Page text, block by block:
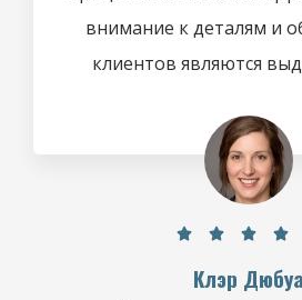
внимание к деталям и
клиентов являются
   
Клэр Дюбуа